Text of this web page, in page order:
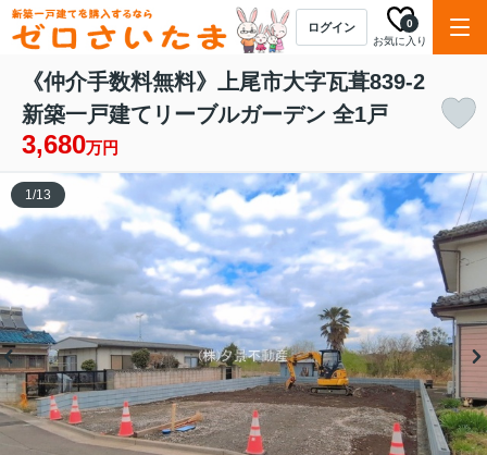
ログイン
お気に入り
0
《仲介手数料無料》上尾市大字瓦葺839-2
新築一戸建てリーブルガーデン 全1戸
3,680万円
1/13